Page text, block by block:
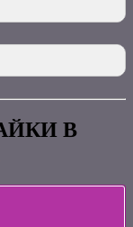
которое
который
В